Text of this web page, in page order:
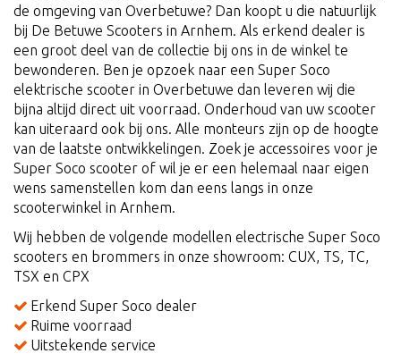
de omgeving van Overbetuwe? Dan koopt u die natuurlijk
bij De Betuwe Scooters in Arnhem. Als erkend dealer is
een groot deel van de collectie bij ons in de winkel te
bewonderen. Ben je opzoek naar een Super Soco
elektrische scooter in Overbetuwe dan leveren wij die
bijna altijd direct uit voorraad. Onderhoud van uw scooter
kan uiteraard ook bij ons. Alle monteurs zijn op de hoogte
van de laatste ontwikkelingen. Zoek je accessoires voor je
Super Soco scooter of wil je er een helemaal naar eigen
wens samenstellen kom dan eens langs in onze
scooterwinkel in Arnhem.
Wij hebben de volgende modellen electrische Super Soco
scooters en brommers in onze showroom: CUX, TS, TC,
TSX en CPX
Erkend Super Soco dealer
Ruime voorraad
Uitstekende service